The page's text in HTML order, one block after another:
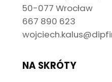
50-077 Wrocław
667 890 623
NA SKRÓTY